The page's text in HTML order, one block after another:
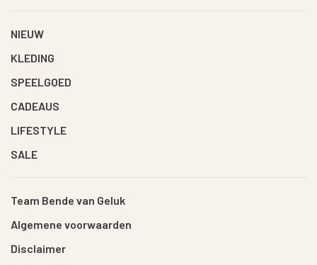
NIEUW
KLEDING
SPEELGOED
CADEAUS
LIFESTYLE
SALE
Team Bende van Geluk
Algemene voorwaarden
Disclaimer